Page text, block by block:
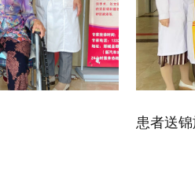
患者送